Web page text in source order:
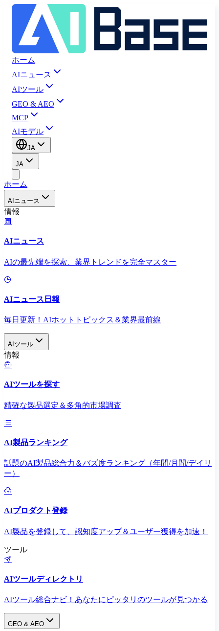
ホーム
AIニュース
AIツール
GEO & AEO
MCP
AIモデル
JA
JA
ホーム
AIニュース
情報
AIニュース
AIの最先端を探索、業界トレンドを完全マスター
AIニュース日報
毎日更新！AIホットトピックス＆業界最前線
AIツール
情報
AIツールを探す
精確な製品選定＆多角的市場調査
AI製品ランキング
話題のAI製品総合力＆バズ度ランキング（年間/月間/デイリ
ー）
AIプロダクト登録
AI製品を登録して、認知度アップ＆ユーザー獲得を加速！
ツール
AIツールディレクトリ
AIツール総合ナビ！あなたにピッタリのツールが見つかる
GEO & AEO